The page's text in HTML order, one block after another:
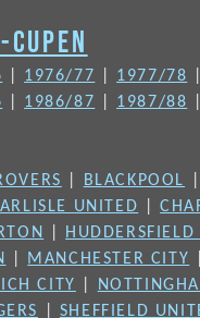
CUPEN
1976/77 1977/78
1986/87 1987/88
BLACKPOOL
UNITED |
MANCHESTER CITY
CITY
SHEFFIELD